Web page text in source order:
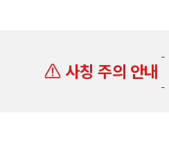
사칭 주의 안내